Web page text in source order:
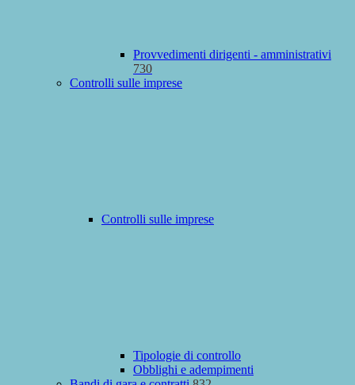
Provvedimenti dirigenti - amministrativi
730
Controlli sulle imprese
Controlli sulle imprese
Tipologie di controllo
Obblighi e adempimenti